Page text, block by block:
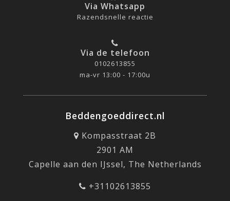
Via Whatsapp
Razendsnelle reactie
Via de telefoon
0102613855
ma-vr 13:00 - 17:00u
Beddengoeddirect.nl
Kompasstraat 2B
2901 AM
Capelle aan den IJssel, The Netherlands
+31102613855